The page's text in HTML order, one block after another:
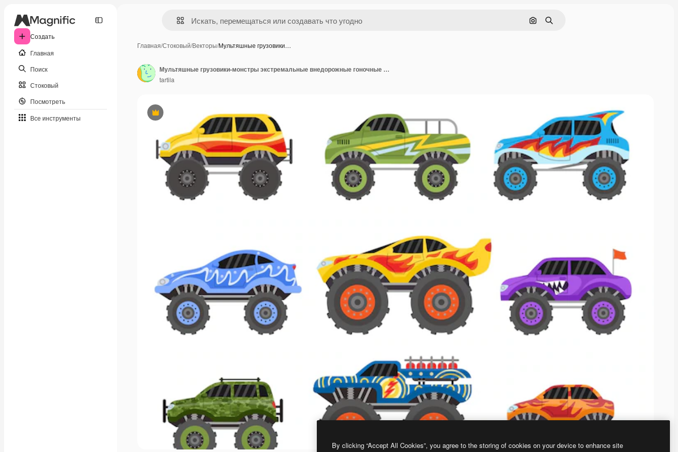
Создать
Главная
Поиск
Стоковый
Посмотреть
Все инструменты
Поиск по изображению
Поиск
Главная/Стоковый/Векторы/Мультяшные грузовики…
Премиум
Мультяшные грузовики-монстры экстремальные внедорожные гоночные автомобили Автомобиль Monstertruck с пламенем Плоский детский игрушечный грузовик с векторным набором больших колесных шин
tartila
By clicking “Accept All Cookies”, you agree to the storing of cookies on your device to enhance site